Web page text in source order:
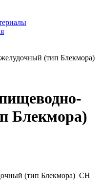
(тип Блекмора)
Блекмора)
(тип Блекмора) CH